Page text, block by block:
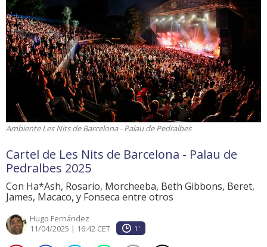
Ambiente Les Nits de Barcelona - Palau de Pedralbes
Cartel de Les Nits de Barcelona - Palau de
Pedralbes 2025
Con Ha*Ash, Rosario, Morcheeba, Beth Gibbons, Beret,
James, Macaco, y Fonseca entre otros
Hugo Fernández
11/04/2025 | 16:42 CET
1'